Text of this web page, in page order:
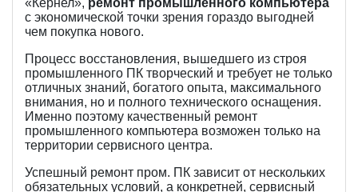
«Кернел», ремонт промышленного компьютера
с экономической точки зрения гораздо выгодней
чем покупка нового.
Процесс восстановления, вышедшего из строя
промышленного ПК творческий и требует не только
отличных знаний, богатого опыта, максимального
внимания, но и полного технического оснащения.
Именно поэтому качественный ремонт
промышленного компьютера возможен только на
территории сервисного центра.
Успешный ремонт пром. ПК зависит от нескольких
обязательных условий, а конкретней, сервисный